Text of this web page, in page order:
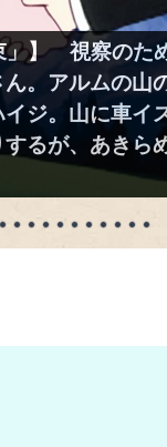
」】 視察のた
。アルムの山
ジ。山に車イ
るが、あきら